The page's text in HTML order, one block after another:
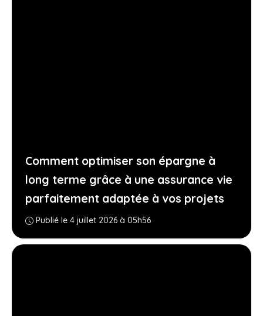
Comment optimiser son épargne à
long terme grâce à une assurance vie
parfaitement adaptée à vos projets
Publié le 4 juillet 2026 à 05h56